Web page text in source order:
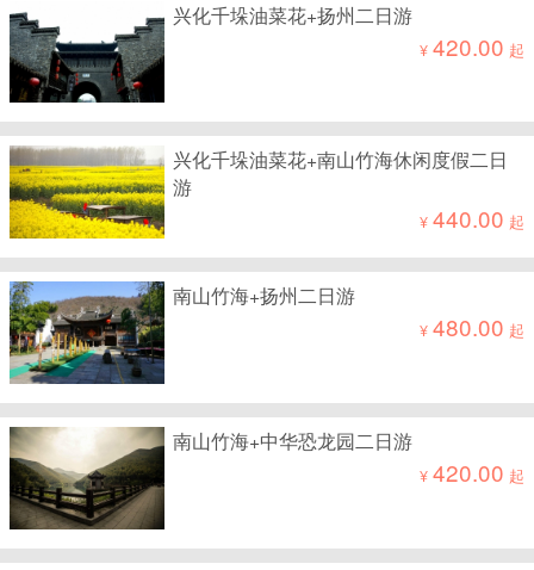
兴化千垛油菜花+扬州二日游
¥420.00 起
兴化千垛油菜花+南山竹海休闲度假二日
游
¥440.00 起
南山竹海+扬州二日游
¥480.00 起
南山竹海+中华恐龙园二日游
¥420.00 起